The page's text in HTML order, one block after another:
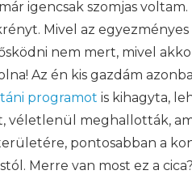
igencsak szomjas
Mivel az egyezményes
nem mert, mivel
Az én kis gazdám
programot is kihagyta,
véletlenül meghallották,
pontosabban a
Merre van most ez a cica?